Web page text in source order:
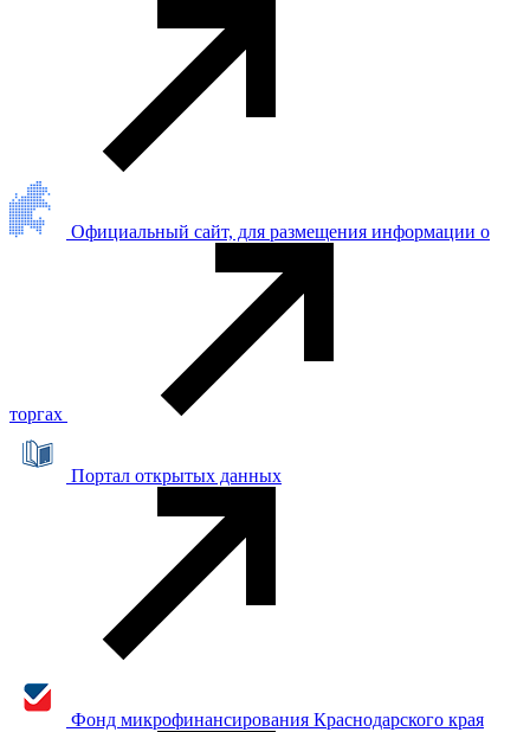
Официальный сайт, для размещения информации о
торгах
Портал открытых данных
Фонд микрофинансирования Краснодарского края